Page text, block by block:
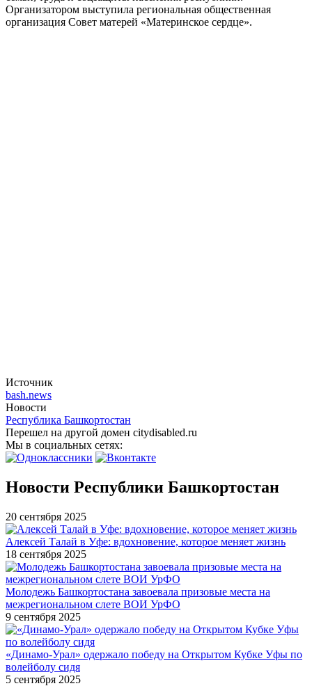
Организатором выступила региональная общественная
организация Совет матерей «Материнское сердце».
Источник
bash.news
Новости
Республика Башкортостан
Перешел на другой домен citydisabled.ru
Мы в социальных сетях:
Новости Республики Башкортостан
20 сентября 2025
Алексей Талай в Уфе: вдохновение, которое меняет жизнь
18 сентября 2025
Молодежь Башкортостана завоевала призовые места на
межрегиональном слете ВОИ УрФО
9 сентября 2025
«Динамо-Урал» одержало победу на Открытом Кубке Уфы по
волейболу сидя
5 сентября 2025